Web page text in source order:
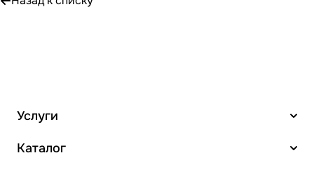
Услуги
Каталог